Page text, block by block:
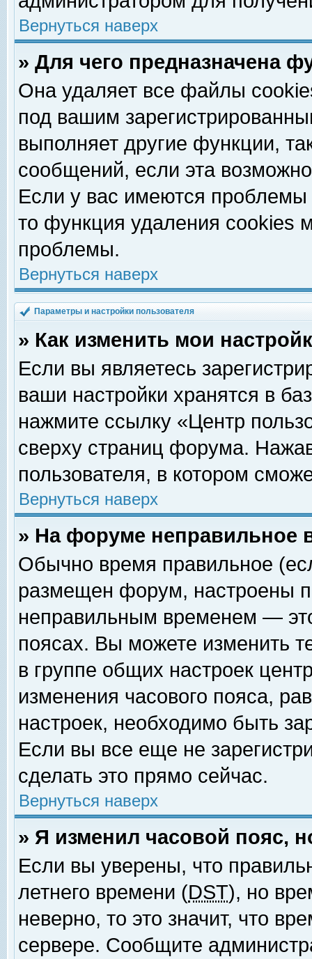
Вернуться наверх
» Для чего предназначена
Она удаляет все файлы
под вашим
выполняет другие функции,
сообщений, если эта
Если у вас имеются
то функция удаления cookies
проблемы.
Вернуться наверх
Параметры и настройки пользователя
» Как изменить мои
Если вы являетесь
ваши настройки хранятся в
нажмите ссылку «Центр
сверху страниц форума.
пользователя, в котором
Вернуться наверх
» На форуме неправильное
Обычно время правильное
размещен форум, настроены
неправильным временем —
поясах. Вы можете изменить
в группе общих настроек
изменения часового пояса,
настроек, необходимо быть
Если вы все еще не
сделать это прямо сейчас.
Вернуться наверх
» Я изменил часовой пояс,
Если вы уверены, что
летнего времени (DST), но
неверно, то это значит, что
сервере. Сообщите